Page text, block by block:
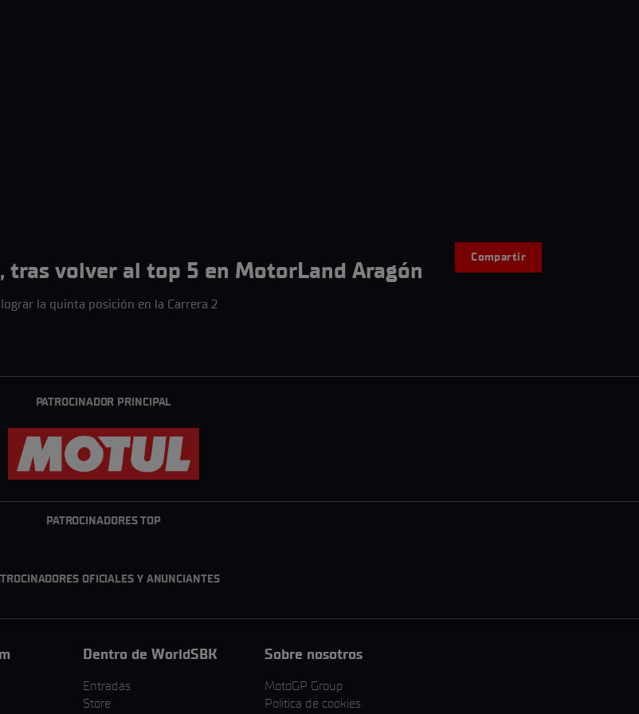
tras volver al top 5 en MotorLand Aragón
la quinta posición en la Carrera 2
Compartir
PATROCINADOR PRINCIPAL
PATROCINADORES TOP
OFICIALES Y ANUNCIANTES
Dentro de WorldSBK
Entradas
Store
Sobre nosotros
MotoGP Group
Política de cookies